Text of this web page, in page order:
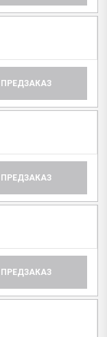
ПРЕДЗАКАЗ
ПРЕДЗАКАЗ
ПРЕДЗАКАЗ